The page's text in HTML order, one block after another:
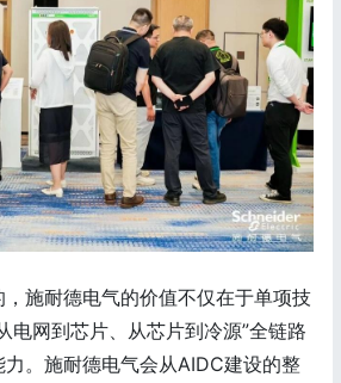
施耐德电气的价值不仅在于单项技
电网到芯片、从芯片到冷源”全链路
。施耐德电气会从AIDC建设的整